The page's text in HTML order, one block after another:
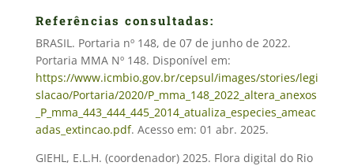
Referências consultadas:
BRASIL. Portaria nº 148, de 07 de junho de 2022.
Portaria MMA Nº 148. Disponível em:
https://www.icmbio.gov.br/cepsul/images/stories/legi
slacao/Portaria/2020/P_mma_148_2022_altera_anexos
_P_mma_443_444_445_2014_atualiza_especies_ameac
adas_extincao.pdf. Acesso em: 01 abr. 2025.
GIEHL, E.L.H. (coordenador) 2025. Flora digital do Rio